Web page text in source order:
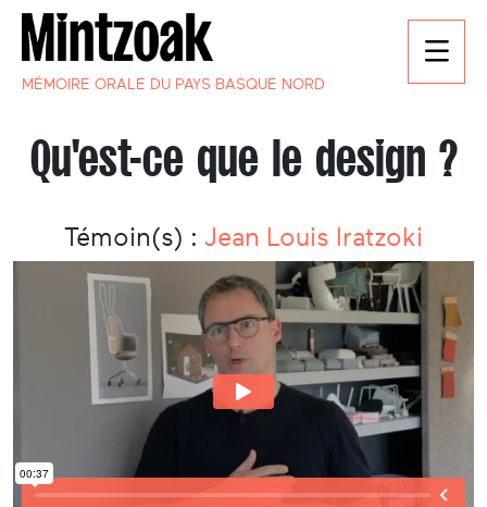
MÉMOIRE ORALE DU PAYS BASQUE NORD
Qu'est-ce que le design ?
Témoin(s) : Jean Louis Iratzoki